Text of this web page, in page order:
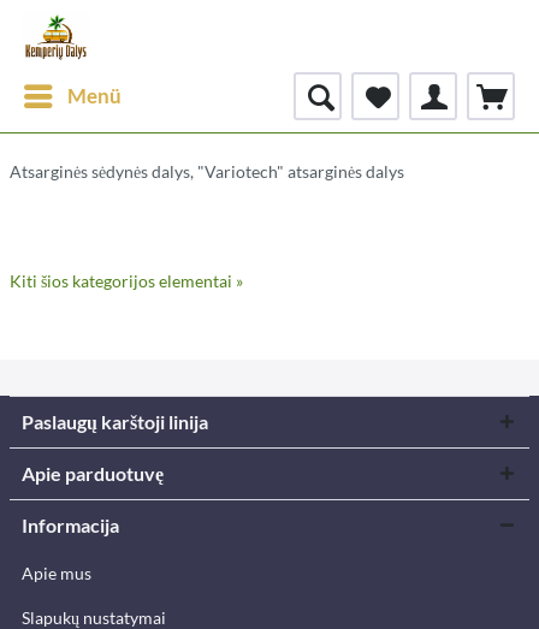
Menü
Atsarginės sėdynės dalys, "Variotech" atsarginės dalys
Kiti šios kategorijos elementai »
Paslaugų karštoji linija
Apie parduotuvę
Informacija
Apie mus
Slapukų nustatymai